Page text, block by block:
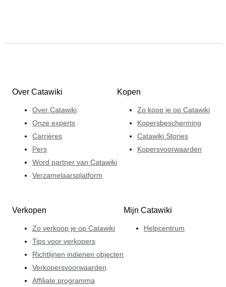
Over Catawiki
Over Catawiki
Onze experts
Carrières
Pers
Word partner van Catawiki
Verzamelaarsplatform
Kopen
Zo koop je op Catawiki
Kopersbescherming
Catawiki Stories
Kopersvoorwaarden
Verkopen
Zo verkoop je op Catawiki
Tips voor verkopers
Richtlijnen indienen objecten
Verkopersvoorwaarden
Affiliate programma
Mijn Catawiki
Helpcentrum